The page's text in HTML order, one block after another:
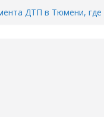
ДТП в Тюмени, где